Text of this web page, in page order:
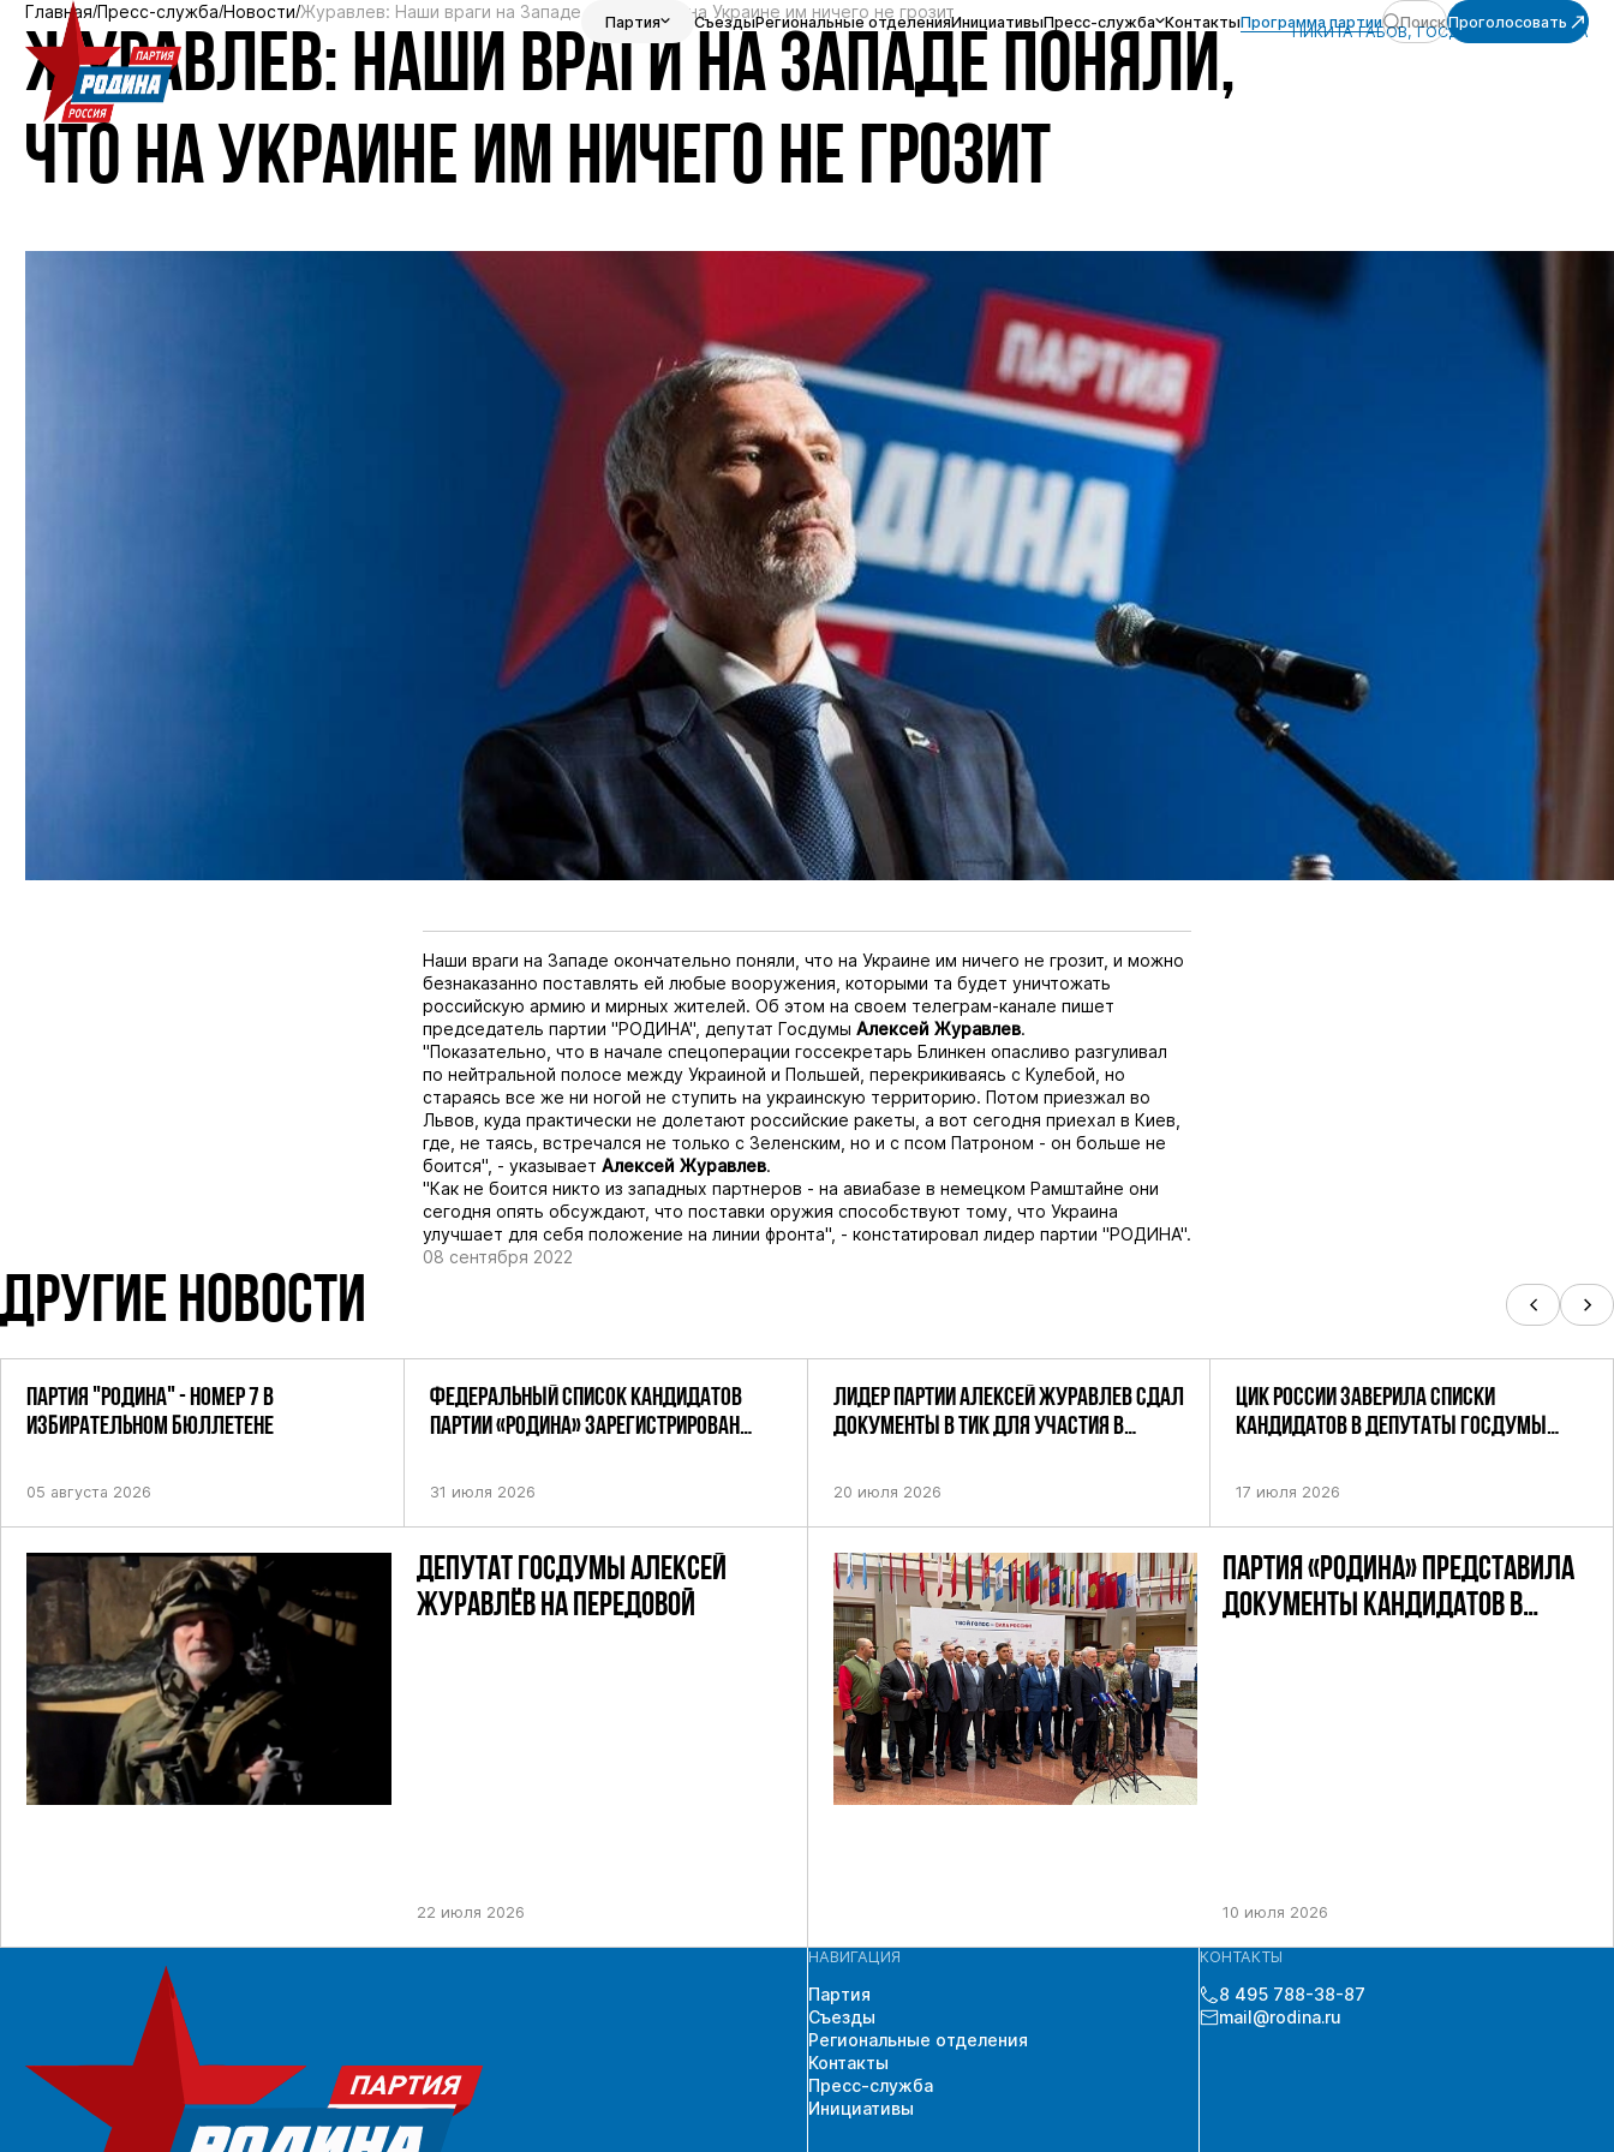
Партия СъездыРегиональные отделенияИнициативыПресс-служба КонтактыПрограмма партии ПоискПроголосовать
Главная Пресс-служба Новости Журавлев: Наши враги на Западе поняли, что на Украине им ничего не грозит
ЖУРАВЛЕВ: НАШИ ВРАГИ НА ЗАПАДЕ ПОНЯЛИ,
ЧТО НА УКРАИНЕ ИМ НИЧЕГО НЕ ГРОЗИТ
НИКИТА ГАБОВ, ГОСДУМА, ПОЛИТИКА
Наши враги на Западе окончательно поняли, что на Украине им ничего не грозит, и можно
безнаказанно поставлять ей любые вооружения, которыми та будет уничтожать
российскую армию и мирных жителей. Об этом на своем телеграм-канале пишет
председатель партии "РОДИНА", депутат Госдумы Алексей Журавлев.
"Показательно, что в начале спецоперации госсекретарь Блинкен опасливо разгуливал
по нейтральной полосе между Украиной и Польшей, перекрикиваясь с Кулебой, но
стараясь все же ни ногой не ступить на украинскую территорию. Потом приезжал во
Львов, куда практически не долетают российские ракеты, а вот сегодня приехал в Киев,
где, не таясь, встречался не только с Зеленским, но и с псом Патроном - он больше не
боится", - указывает Алексей Журавлев.
"Как не боится никто из западных партнеров - на авиабазе в немецком Рамштайне они
сегодня опять обсуждают, что поставки оружия способствуют тому, что Украина
улучшает для себя положение на линии фронта", - констатировал лидер партии "РОДИНА".
08 сентября 2022
ДРУГИЕ НОВОСТИ
ПАРТИЯ "РОДИНА" - НОМЕР 7 В
ИЗБИРАТЕЛЬНОМ БЮЛЛЕТЕНЕ
05 августа 2026
ФЕДЕРАЛЬНЫЙ СПИСОК КАНДИДАТОВ
ПАРТИИ «РОДИНА» ЗАРЕГИСТРИРОВАН
31 июля 2026
ДЕПУТАТ ГОСДУМЫ АЛЕКСЕЙ
ЖУРАВЛЁВ НА ПЕРЕДОВОЙ
22 июля 2026
ЛИДЕР ПАРТИИ АЛЕКСЕЙ ЖУРАВЛЕВ СДАЛ
ДОКУМЕНТЫ В ТИК ДЛЯ УЧАСТИЯ В
ПО НЕФТЕКАМСКОМУ ОДНОМАНДАТНОМУ
20 июля 2026
ЦИК РОССИИ ЗАВЕРИЛА СПИСКИ
КАНДИДАТОВ В ДЕПУТАТЫ ГОСДУМЫ
17 июля 2026
ПАРТИЯ «РОДИНА» ПРЕДСТАВИЛА
ДОКУМЕНТЫ КАНДИДАТОВ В
10 июля 2026
НАВИГАЦИЯ
Партия
Съезды
Региональные отделения
Контакты
Пресс-служба
Инициативы
КОНТАКТЫ
8 495 788-38-87
mail@rodina.ru